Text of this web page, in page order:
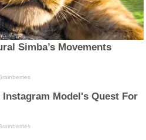
Simba’s Movements
Model's Quest For